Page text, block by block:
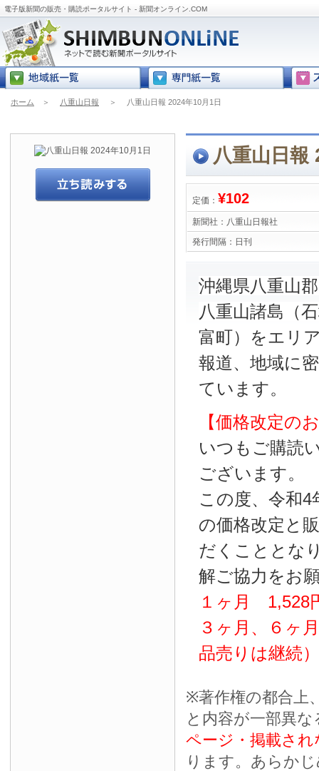
電子版新聞の販売・購読ポータルサイト - 新聞オンライン.COM
ホーム ＞ 八重山日報 ＞ 八重山日報 2024年10月1日
八重山日報
定価： ¥102
新聞社： 八重山日報社
発行間隔： 日刊
沖縄県八重山
八重山諸島（
富町）をエリ
報道、地域に
ています。
【価格改定の
いつもご購読
ございます。
この度、令和4
の価格改定と
だくこととな
解ご協力をお
１ヶ月 1,528
３ヶ月、６ヶ
品売りは継続）
※著作権の都合上
と内容が一部異な
ページ・掲載され
ります。あらか